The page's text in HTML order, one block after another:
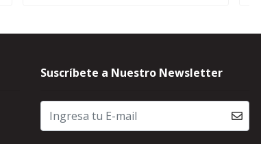
Suscríbete a Nuestro Newsletter